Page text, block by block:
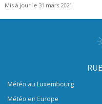
Mis à jour le 31 mars 2021
Météo au Luxembourg
Météo en Europe